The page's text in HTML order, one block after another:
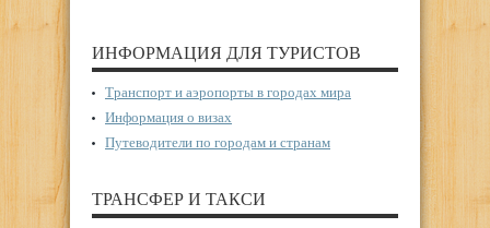
ИНФОРМАЦИЯ ДЛЯ ТУРИСТОВ
Транспорт и аэропорты в городах мира
Информация о визах
Путеводители по городам и странам
ТРАНСФЕР И ТАКСИ